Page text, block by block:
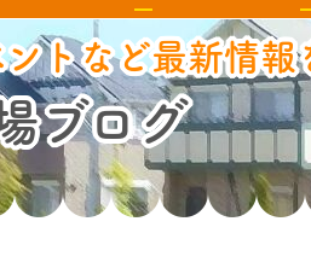
トなど最新情報
ブログ